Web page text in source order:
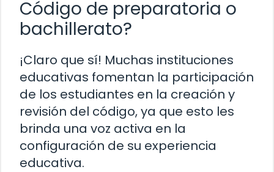
Código de preparatoria o
bachillerato?
¡Claro que sí! Muchas instituciones
educativas fomentan la participación
de los estudiantes en la creación y
revisión del código, ya que esto les
brinda una voz activa en la
configuración de su experiencia
educativa.